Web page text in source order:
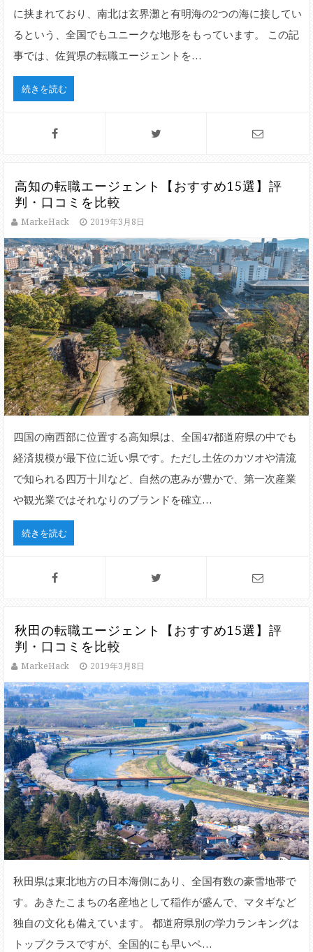
に挟まれており、南北は玄界灘と有明海の2つの海に接してい
るという、全国でもユニークな地形をもっています。 この記
事では、佐賀県の転職エージェントを…
続きを読む
高知の転職エージェント【おすすめ15選】評
判・口コミを比較
MarkeHack 2019年3月8日
四国の南西部に位置する高知県は、全国47都道府県の中でも
経済規模が最下位に近い県です。ただし土佐のカツオや清流
で知られる四万十川など、自然の恵みが豊かで、第一次産業
や観光業ではそれなりのブランドを確立…
続きを読む
秋田の転職エージェント【おすすめ15選】評
判・口コミを比較
MarkeHack 2019年3月8日
秋田県は東北地方の日本海側にあり、全国有数の豪雪地帯で
す。あきたこまちの名産地として稲作が盛んで、マタギなど
独自の文化も備えています。 都道府県別の学力ランキングは
トップクラスですが、全国的にも早いペ…